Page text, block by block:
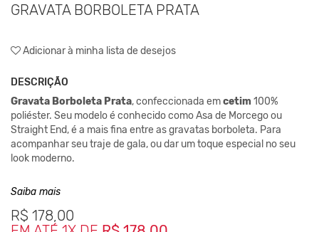
GRAVATA BORBOLETA PRATA
Adicionar à minha lista de desejos
DESCRIÇÃO
Gravata Borboleta Prata, confeccionada emcetim 100%
poliéster. Seu modelo é conhecido como Asa de Morcego ou
Straight End,é a mais fina entre as gravatas borboleta. Para
acompanhar seu traje de gala, ou dar um toque especial no seu
look moderno.
Saiba mais
R$ 178,00